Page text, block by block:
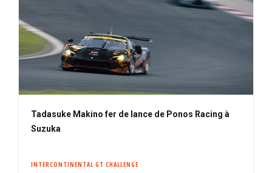
Tadasuke Makino fer de lance de Ponos Racing à
Suzuka
INTERCONTINENTAL GT CHALLENGE